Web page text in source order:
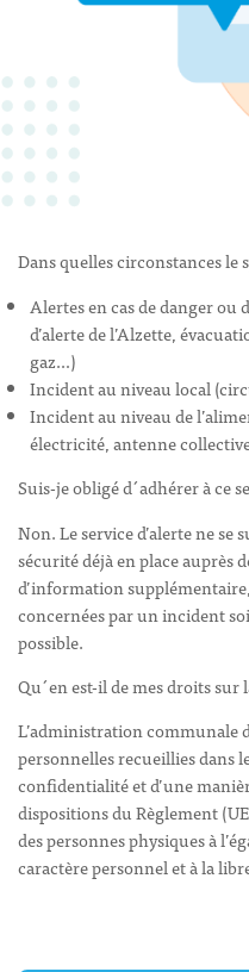
Dans quelles circonstances le
Alertes en cas de danger ou
d’alerte de l’Alzette,
gaz…)
Incident au niveau local
Incident au niveau de
électricité, antenne
Suis-je obligé d´adhérer à ce
Non. Le service d’alerte ne se
sécurité déjà en place auprès
d’information
concernées par un incident
possible.
Qu´en est-il de mes droits
L’administration communale
personnelles recueillies dans
confidentialité et d’une
dispositions du Règlement
des personnes physiques à
caractère personnel et à la